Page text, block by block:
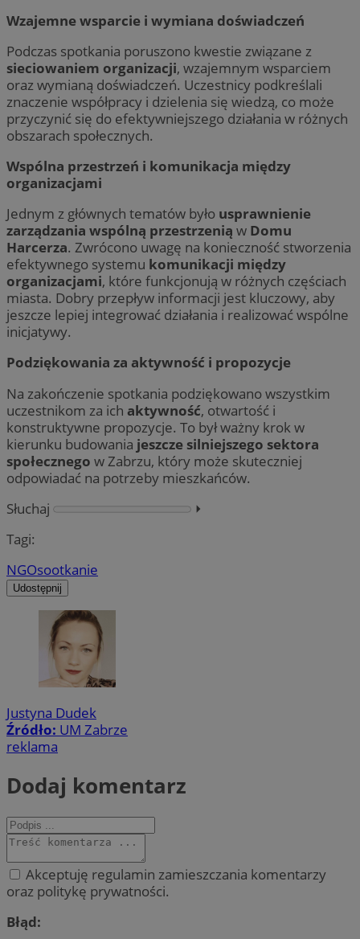
Wzajemne wsparcie i wymiana doświadczeń
Podczas spotkania poruszono kwestie związane z
sieciowaniem organizacji, wzajemnym wsparciem
oraz wymianą doświadczeń. Uczestnicy podkreślali
znaczenie współpracy i dzielenia się wiedzą, co może
przyczynić się do efektywniejszego działania w różnych
obszarach społecznych.
Wspólna przestrzeń i komunikacja między
organizacjami
Jednym z głównych tematów było usprawnienie
zarządzania wspólną przestrzenią w Domu
Harcerza. Zwrócono uwagę na konieczność stworzenia
efektywnego systemu komunikacji między
organizacjami, które funkcjonują w różnych częściach
miasta. Dobry przepływ informacji jest kluczowy, aby
jeszcze lepiej integrować działania i realizować wspólne
inicjatywy.
Podziękowania za aktywność i propozycje
Na zakończenie spotkania podziękowano wszystkim
uczestnikom za ich aktywność, otwartość i
konstruktywne propozycje. To był ważny krok w
kierunku budowania jeszcze silniejszego sektora
społecznego w Zabrzu, który może skuteczniej
odpowiadać na potrzeby mieszkańców.
Słuchaj
⏵︎
Tagi:
NGOsootkanie
Udostępnij
Justyna Dudek
Źródło: UM Zabrze
reklama
Dodaj komentarz
Akceptuję regulamin zamieszczania komentarzy
oraz politykę prywatności.
Błąd: